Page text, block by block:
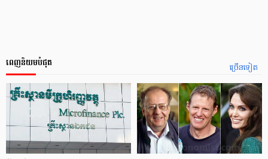
ច្រើនទៀត
ពេញនិយមបំផុត